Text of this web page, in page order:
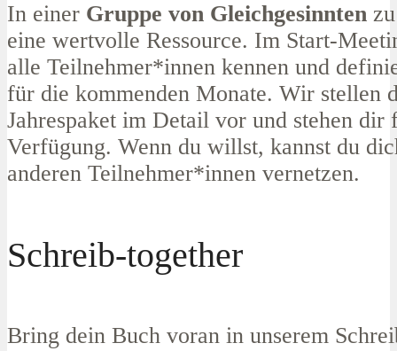
In einer Gruppe von Gleichgesinnten
eine wertvolle Ressource. Im Start-
alle Teilnehmer*innen kennen und
für die kommenden Monate. Wir stellen
Jahrespaket im Detail vor und stehen dir
Verfügung. Wenn du willst, kannst du
anderen Teilnehmer*innen vernetzen.
Schreib-together
Bring dein Buch voran in unserem